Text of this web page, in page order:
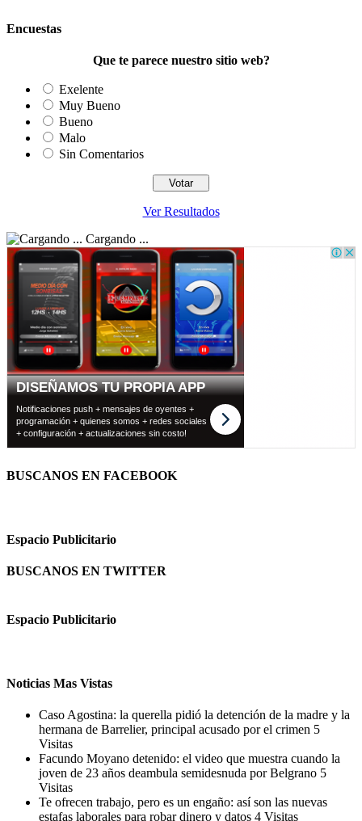
Encuestas
Que te parece nuestro sitio web?
Exelente
Muy Bueno
Bueno
Malo
Sin Comentarios
Ver Resultados
Cargando ...
BUSCANOS EN FACEBOOK
Espacio Publicitario
BUSCANOS EN TWITTER
Espacio Publicitario
Noticias Mas Vistas
Caso Agostina: la querella pidió la detención de la madre y la
hermana de Barrelier, principal acusado por el crimen 5
Visitas
Facundo Moyano detenido: el video que muestra cuando la
joven de 23 años deambula semidesnuda por Belgrano 5
Visitas
Te ofrecen trabajo, pero es un engaño: así son las nuevas
estafas laborales para robar dinero y datos 4 Visitas